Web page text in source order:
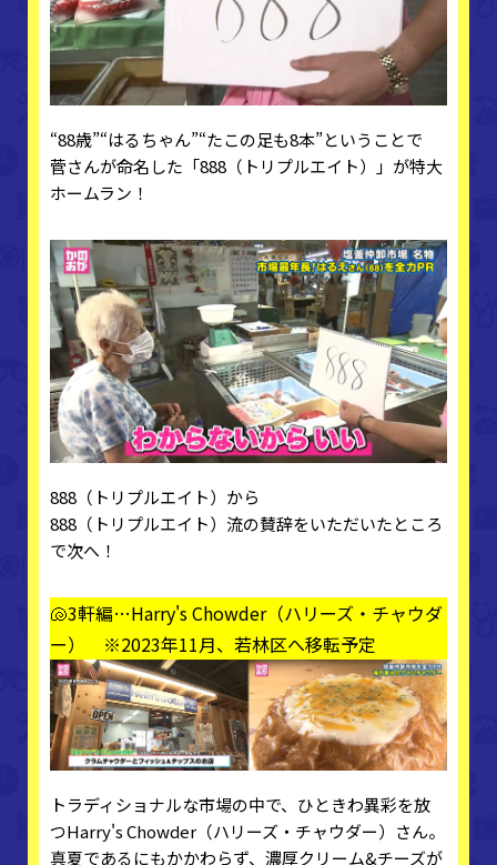
“88歳”“はるちゃん”“たこの足も8本”ということで
菅さんが命名した「888（トリプルエイト）」が特大
ホームラン！
888（トリプルエイト）から
888（トリプルエイト）流の賛辞をいただいたところ
で次へ！
🐚3軒編…Harry's Chowder（ハリーズ・チャウダ
ー） ※2023年11月、若林区へ移転予定
トラディショナルな市場の中で、ひときわ異彩を放
つHarry's Chowder（ハリーズ・チャウダー）さん。
真夏であるにもかかわらず、濃厚クリーム&チーズが